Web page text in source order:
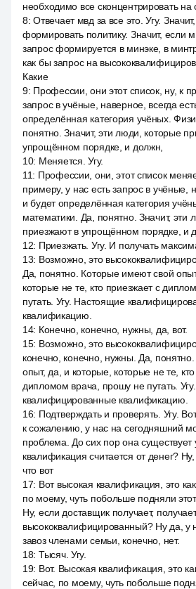
необходимо все сконцентрировать на
8:Отвечает мвд за все это. Угу.
формировать политику. Значит, если
запрос формируется в минэке, в
как бы запрос на
Какие
9: Профессии, они этот список, ну, к
запрос в учёные, наверное, всегда
определённая категория учёных.
понятно. Значит, эти люди, которые
упрощённом порядке, и должн,
10: Меняется. Угу.
11: Профессии, они, этот список
примеру, у нас есть запрос в учёные,
и будет определённая категория
математики. Да, понятно. Значит, эти
приезжают в упрощённом порядке, и
12: Приезжать. Угу. И получать
13: Возможно, это
Да, понятно. Которые имеют свой
которые не те, кто приезжает с
путать. Угу. Настоящие
квалификацию.
14: Конечно, конечно, нужны, да, вот.
15: Возможно, это
конечно, конечно, нужны. Да,
опыт, да, и которые, которые не те,
дипломом врача, прошу не путать.
квалифицированные квалификацию.
16: Подтверждать и проверять. Угу.
к сожалению, у нас на сегодняшний
проблема. До сих пор она
квалификация считается от денег?
что вот
17: Вот высокая квалификация, это
по моему, чуть побольше подняли
Ну, если доставщик получает,
высококвалифицированный? Ну да, у
завоз членами семьи, конечно, нет.
18: Тысяч. Угу.
19: Вот. Высокая квалификация, это
сейчас, по моему, чуть побольше